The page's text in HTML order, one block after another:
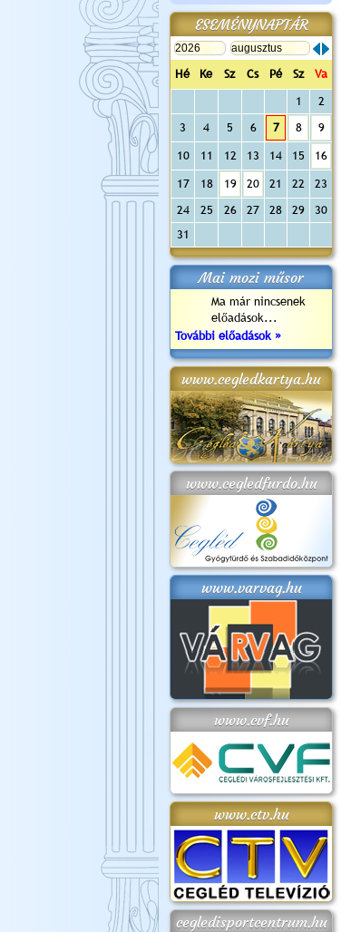
ESEMÉNYNAPTÁR
Hé Ke Sz Cs Pé Sz
Va
1
2
3
4 5 6 7 8 9
10 11 12 13 14 15 16
17 18 19 20 21 22
23
24
25 26 27 28 29
30
31
Mai mozi műsor
Ma már nincsenek
előadások...
További előadások »
www.cegledkartya.hu
www.cegledfurdo.hu
www.varvag.hu
www.cvf.hu
www.ctv.hu
cegledisportcentrum.hu